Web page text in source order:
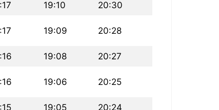
19:10 20:30
19:09 20:28
19:08 20:27
19:06 20:25
19:05 20:24